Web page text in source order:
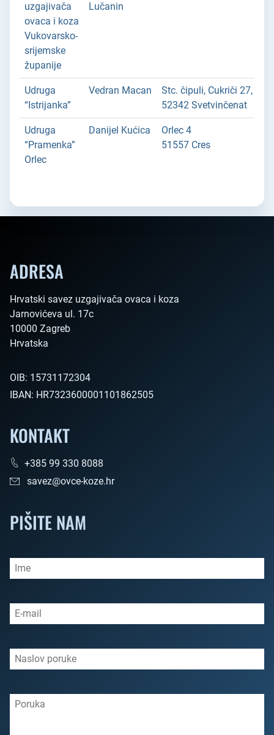
uzgajivača
ovaca i koza
Vukovarsko-
srijemske
županije
Lučanin
Udruga
“Istrijanka”
Vedran Macan
Stc. čipuli, Cukriči 27,
52342 Svetvinčenat
Udruga
“Pramenka”
Orlec
Danijel Kućica
Orlec 4
51557 Cres
ADRESA
Hrvatski savez uzgajivača ovaca i koza
Jarnovićeva ul. 17c
10000 Zagreb
Hrvatska
OIB: 15731172304
IBAN: HR7323600001101862505
KONTAKT
+385 99 330 8088
savez@ovce-koze.hr
PIŠITE NAM